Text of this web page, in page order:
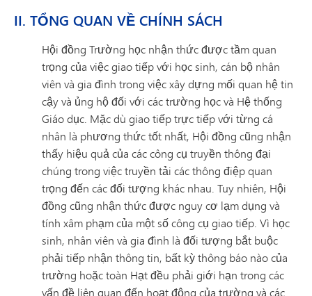
II. TỔNG QUAN VỀ CHÍNH SÁCH
Hội đồng Trường học nhận thức được tầm quan
trọng của việc giao tiếp với học sinh, cán bộ nhân
viên và gia đình trong việc xây dựng mối quan hệ tin
cậy và ủng hộ đối với các trường học và Hệ thống
Giáo dục. Mặc dù giao tiếp trực tiếp với từng cá
nhân là phương thức tốt nhất, Hội đồng cũng nhận
thấy hiệu quả của các công cụ truyền thông đại
chúng trong việc truyền tải các thông điệp quan
trọng đến các đối tượng khác nhau. Tuy nhiên, Hội
đồng cũng nhận thức được nguy cơ lạm dụng và
tính xâm phạm của một số công cụ giao tiếp. Vì học
sinh, nhân viên và gia đình là đối tượng bắt buộc
phải tiếp nhận thông tin, bất kỳ thông báo nào của
trường hoặc toàn Hạt đều phải giới hạn trong các
vấn đề liên quan đến hoạt động của trường và các